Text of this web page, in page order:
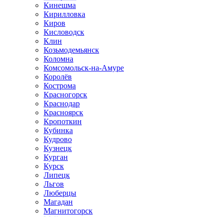
Кинешма
Кирилловка
Киров
Кисловодск
Клин
Козьмодемьянск
Коломна
Комсомольск-на-Амуре
Королёв
Кострома
Красногорск
Краснодар
Красноярск
Кропоткин
Кубинка
Кудрово
Кузнецк
Курган
Курск
Липецк
Льгов
Люберцы
Магадан
Магнитогорск